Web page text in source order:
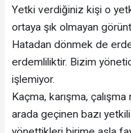
Yetki verdiğiniz kişi o
ortaya şık olmayan
Hatadan dönmek de
erdemliliktir. Bizim
işlemiyor.
Kaçma, karışma,
arada geçinen bazı